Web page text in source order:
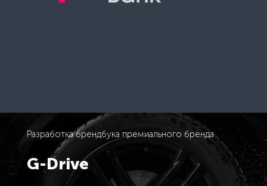
Разработка брендбука премиального бренда
G-Drive